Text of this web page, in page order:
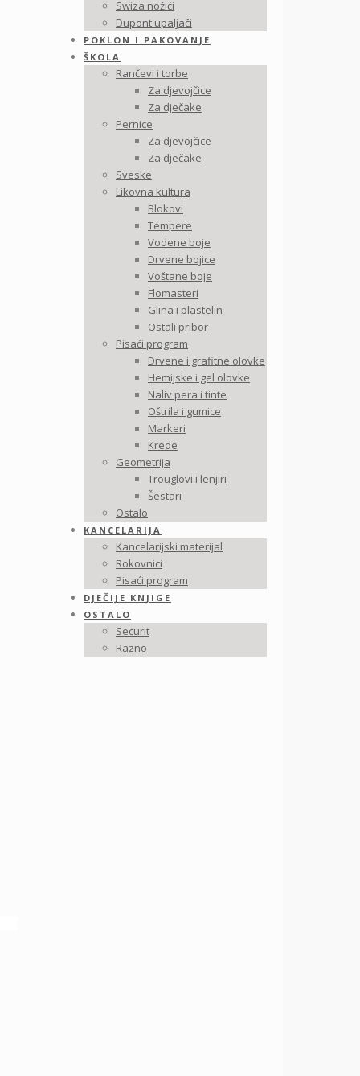
Swiza nožići
Dupont upaljači
POKLON I PAKOVANJE
ŠKOLA
Rančevi i torbe
Za djevojčice
Za dječake
Pernice
Za djevojčice
Za dječake
Sveske
Likovna kultura
Blokovi
Tempere
Vodene boje
Drvene bojice
Voštane boje
Flomasteri
Glina i plastelin
Ostali pribor
Pisaći program
Drvene i grafitne olovke
Hemijske i gel olovke
Naliv pera i tinte
Oštrila i gumice
Markeri
Krede
Geometrija
Trouglovi i lenjiri
Šestari
Ostalo
KANCELARIJA
Kancelarijski materijal
Rokovnici
Pisaći program
DJEČIJE KNJIGE
OSTALO
Securit
Razno